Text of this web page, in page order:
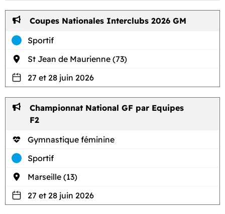
Coupes Nationales Interclubs 2026 GM
Sportif
St Jean de Maurienne (73)
27 et 28 juin 2026
Championnat National GF par Equipes
F2
Gymnastique féminine
Sportif
Marseille (13)
27 et 28 juin 2026